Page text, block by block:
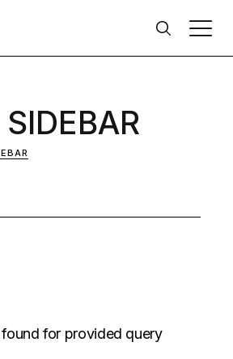
for provided query